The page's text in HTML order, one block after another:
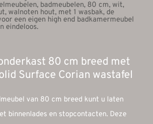
80 cm breed met
Surface Corian wastafel
van 80 cm breed kunt u laten
binnenlades en stopcontacten. Deze